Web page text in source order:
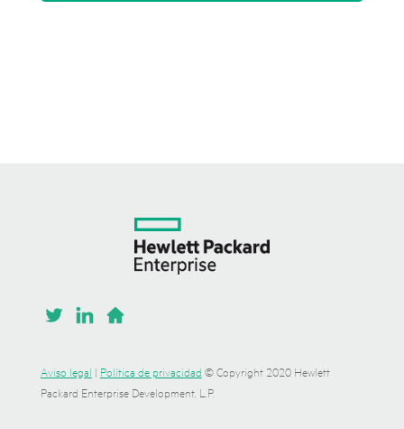
Aviso legal | Política de privacidad © Copyright 2020 Hewlett
Packard Enterprise Development, L.P.